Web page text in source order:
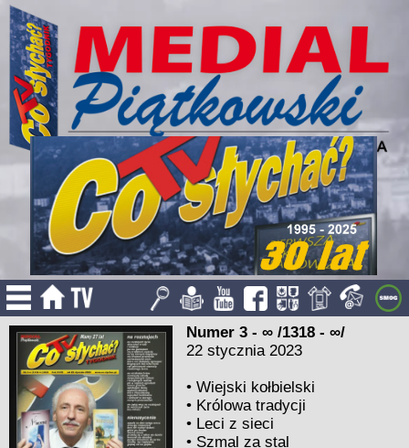
Numer 3 - ∞ /1318 - ∞/
22 stycznia 2023
•Wiejski kołbielski
• Królowa tradycji
• Leci z sieci
• Szmal za stal